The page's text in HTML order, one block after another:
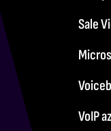
Sale
VoIP